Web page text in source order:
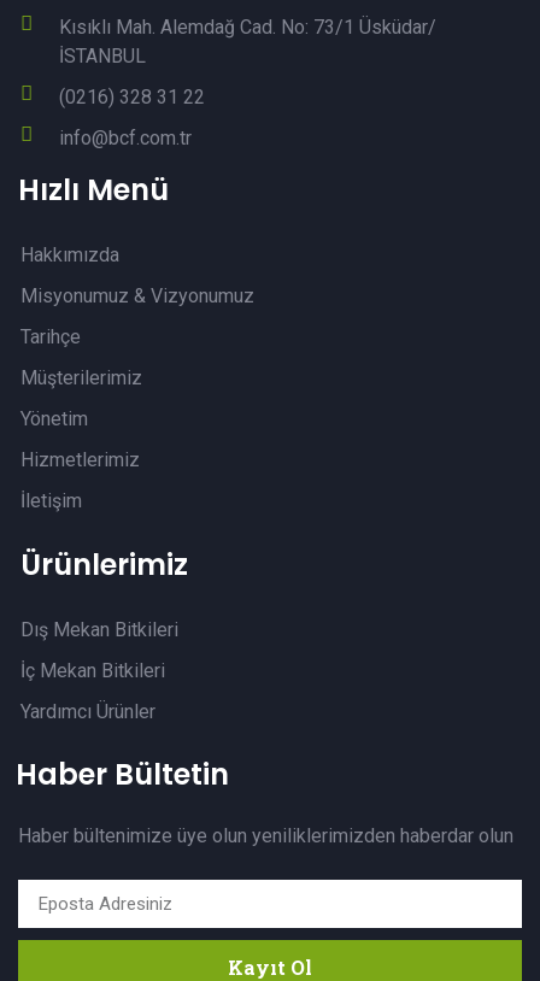
Kısıklı Mah. Alemdağ Cad. No: 73/1 Üsküdar/
İSTANBUL
(0216) 328 31 22
info@bcf.com.tr
Hızlı Menü
Hakkımızda
Misyonumuz & Vizyonumuz
Tarihçe
Müşterilerimiz
Yönetim
Hizmetlerimiz
İletişim
Ürünlerimiz
Dış Mekan Bitkileri
İç Mekan Bitkileri
Yardımcı Ürünler
Haber Bültetin
Haber bültenimize üye olun yeniliklerimizden haberdar olun
Kayıt Ol